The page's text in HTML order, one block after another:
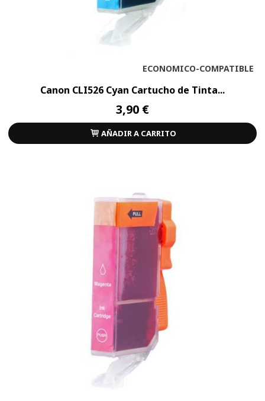
ECONOMICO-COMPATIBLE
Canon CLI526 Cyan Cartucho de Tinta...
3,90 €
AÑADIR A CARRITO